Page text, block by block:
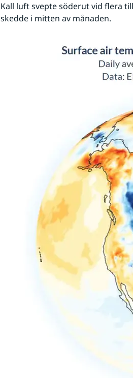
Kall luft svepte söderut vid flera
skedde i mitten av månaden.